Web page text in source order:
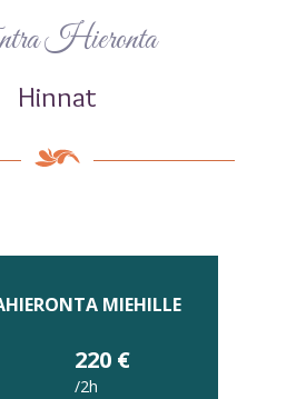
Hieronta
Hinnat
MIEHILLE
220 €
/2h